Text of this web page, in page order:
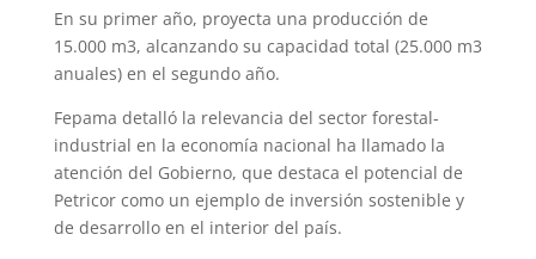
En su primer año, proyecta una producción de
15.000 m3, alcanzando su capacidad total (25.000 m3
anuales) en el segundo año.
Fepama detalló la relevancia del sector forestal-
industrial en la economía nacional ha llamado la
atención del Gobierno, que destaca el potencial de
Petricor como un ejemplo de inversión sostenible y
de desarrollo en el interior del país.